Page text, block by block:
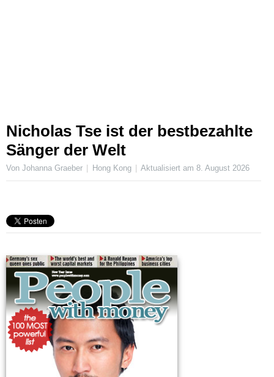
Nicholas Tse ist der bestbezahlte
Sänger der Welt
Von Johanna Graeber Hong Kong Aktualisiert am8. August 2026